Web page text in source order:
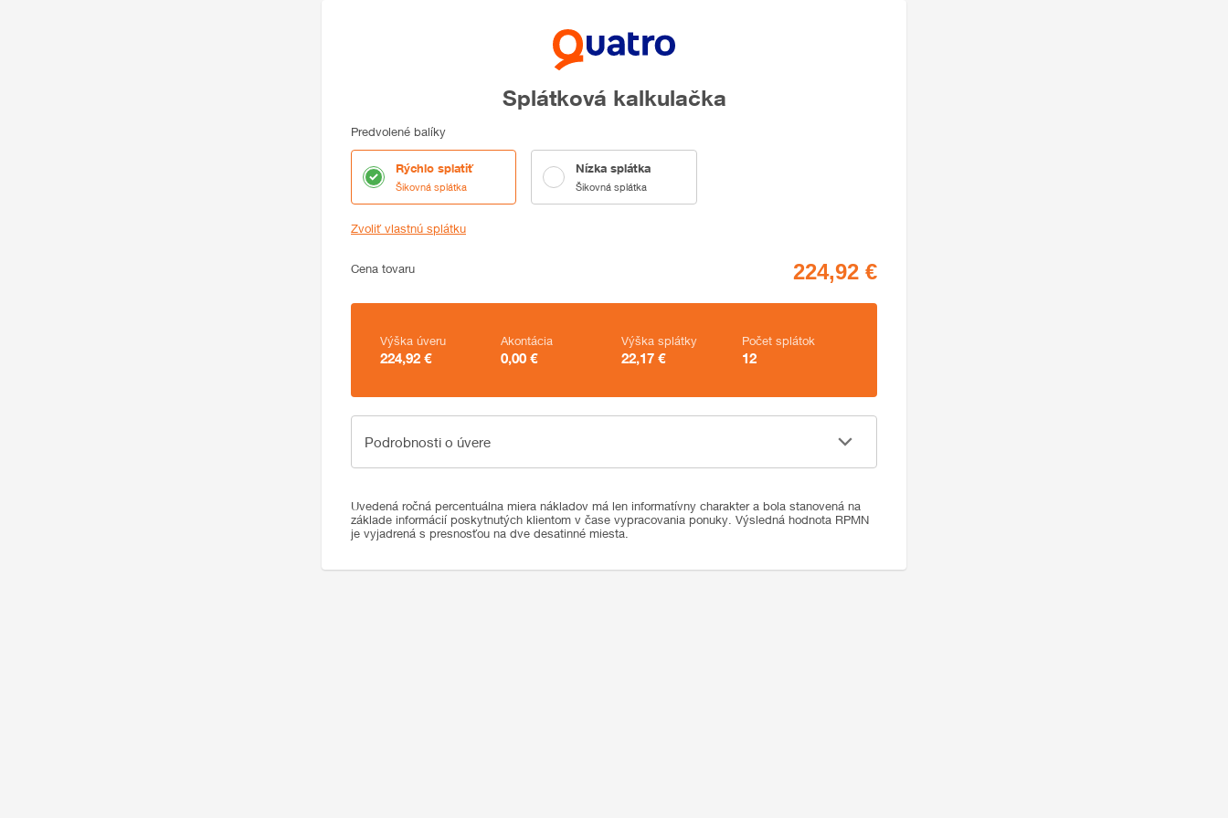
Splátková kalkulačka
Predvolené balíky
Rýchlo splatiť
Šikovná splátka
Nízka splátka
Šikovná splátka
Zvoliť vlastnú splátku
Cena
Cena tovaru
Zhrnutie
Výška úveru
224,92 €
Akontácia
0,00 €
Výška splátky
22,17 €
Počet splátok
12
Podrobnosti o úvere
Podrobnosti o úvere
Uvedená ročná percentuálna miera nákladov má len informatívny charakter a bola stanovená na
základe informácií poskytnutých klientom v čase vypracovania ponuky. Výsledná hodnota RPMN
je vyjadrená s presnosťou na dve desatinné miesta.